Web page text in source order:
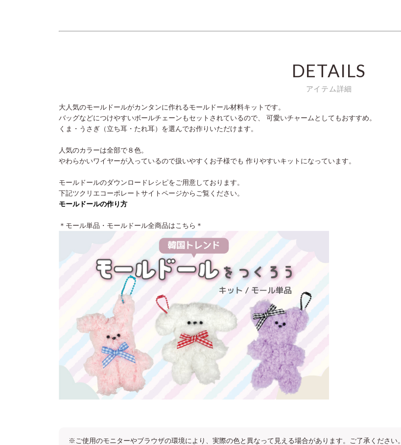
DETAILS
アイテム詳細
大人気のモールドールがカンタンに作れるモールドール材料キットです。
バッグなどにつけやすいボールチェーンもセットされているので、 可愛いチャームとしてもおすすめ。
くま・うさぎ（立ち耳・たれ耳）を選んでお作りいただけます。
人気のカラーは全部で８色。
やわらかいワイヤーが入っているので扱いやすくお子様でも 作りやすいキットになっています。
モールドールのダウンロードレシピをご用意しております。
下記ツクリエコーポレートサイトページからご覧ください。
モールドールの作り方
＊モール単品・モールドール全商品はこちら＊
※ご使用のモニターやブラウザの環境により、実際の色と異なって見える場合があります。ご了承ください。